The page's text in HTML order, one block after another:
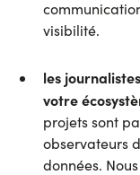
visibilité.
les
votre
projets sont
observateurs
données.